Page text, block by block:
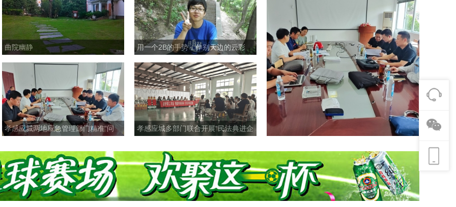
曲院幽静 用一个2B的手势，作别天边的云彩
孝感应城两地应急管理部门精准“问
孝感应城多部门联合开展“民法典进企